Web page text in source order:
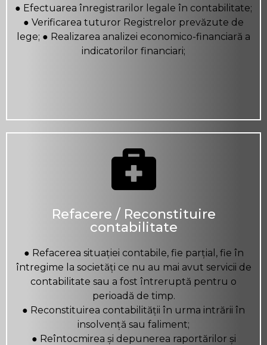
● Efectuarea înregistrarilor legale în contabilitate;
● Verificarea tuturor Registrelor prevăzute de
lege; ● Realizarea analizei economico-financiară a
indicatorilor financiari;
Refacere / Reconstituire
contabilitate
● Refacerea situației contabile, fie parțial, fie în
întregime la societăți ce nu au mai avut servicii de
contabilitate sau a fost întreruptă pentru o
perioadă de timp.
● Reconstituirea contabilității în urma intrării în
insolvență sau faliment;
● Reîntocmirea și depunerea raportărilor și